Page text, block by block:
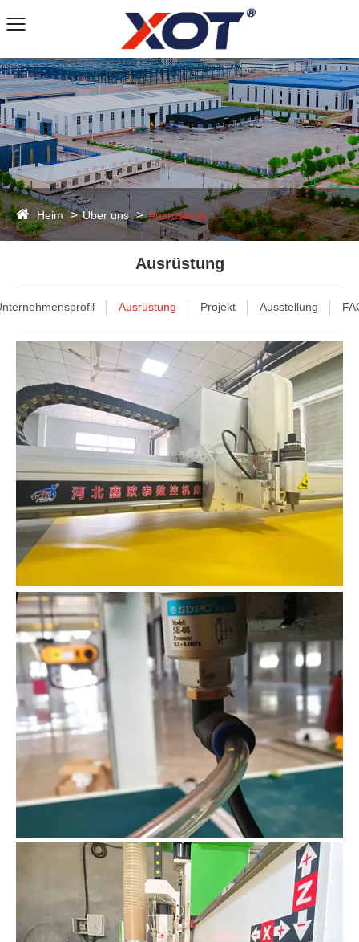
Heim Über uns Ausrüstung
Ausrüstung
Ausrüstung Projekt Ausstellung